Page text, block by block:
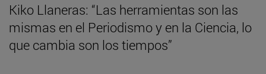
Kiko Llaneras: “Las herramientas son las
mismas en el Periodismo y en la Ciencia, lo
que cambia son los tiempos”